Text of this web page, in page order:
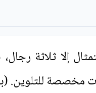
إلا ثلاثة
مخصصة للتلوين.